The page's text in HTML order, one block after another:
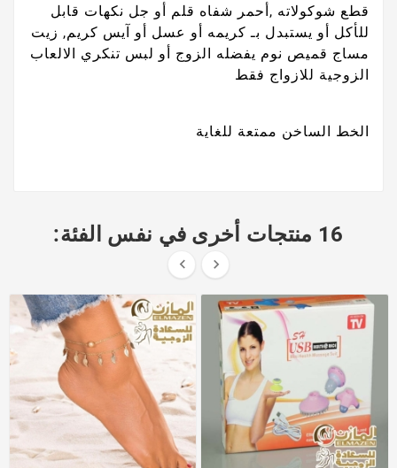
قطع شوكولاته ,أحمر شفاه قلم أو جل نكهات قابل
للأكل أو يستبدل بـ كريمه أو عسل أو آيس كريم, زيت
مساج قميص نوم يفضله الزوج أو لبس تنكري الالعاب
الزوجية للازواج فقط
الخط الساخن ممتعة للغاية
16 منتجات أخرى في نفس الفئة:
 